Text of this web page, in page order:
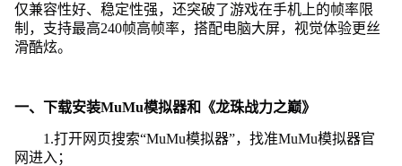
仅兼容性好、稳定性强，还突破了游戏在手机上的帧率限
制，支持最高240帧高帧率，搭配电脑大屏，视觉体验更丝
滑酷炫。
一、下载安装MuMu模拟器和《龙珠战力之巅》
1.打开网页搜索“MuMu模拟器”，找准MuMu模拟器官
网进入；